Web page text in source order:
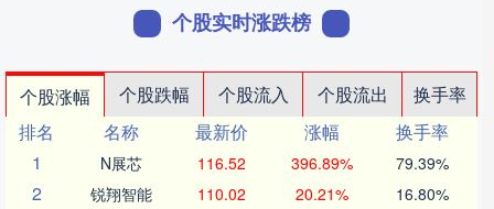
个股实时涨跌榜
个股涨幅 个股跌幅 个股流入 个股流出
换手率
排名
名称 最新价 涨幅
换手率
1
N展芯 116.52 396.89% 79.39%
2 锐翔智能 110.02 20.21% 16.80%